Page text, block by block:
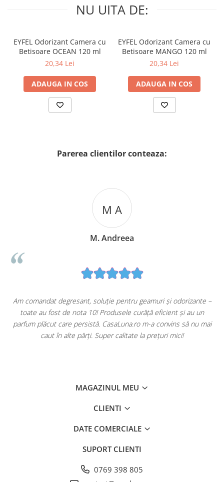
NU UITA DE:
EYFEL Odorizant Camera cu
Betisoare OCEAN 120 ml
20,34 Lei
ADAUGA IN COS
EYFEL Odorizant Camera cu
Betisoare MANGO 120 ml
20,34 Lei
ADAUGA IN COS
Parerea clientilor conteaza:
M A
M. Andreea
Am comandat degresant, soluție pentru geamuri și odorizante –
toate au fost de nota 10! Produsele curăță eficient și au un
parfum plăcut care persistă. CasaLuna.ro m-a convins să nu mai
caut în alte părți. Super calitate la prețuri mici!
MAGAZINUL MEU
CLIENTI
DATE COMERCIALE
SUPORT CLIENTI
0769 398 805